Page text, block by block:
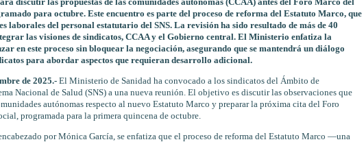
discutir las propuestas de las comunidades autónomas (CCAA) antes del Foro Marco del
para octubre. Este encuentro es parte del proceso de reforma del Estatuto Marco, que
laborales del personal estatutario del SNS. La revisión ha sido resultado de más de 40
las visiones de sindicatos, CCAA y el Gobierno central. El Ministerio enfatiza la
en este proceso sin bloquear la negociación, asegurando que se mantendrá un diálogo
para abordar aspectos que requieran desarrollo adicional.
de 2025.- El Ministerio de Sanidad ha convocado a los sindicatos del Ámbito de
Nacional de Salud (SNS) a una nueva reunión. El objetivo es discutir las observaciones que
autónomas respecto al nuevo Estatuto Marco y preparar la próxima cita del Foro
programada para la primera quincena de octubre.
por Mónica García, se enfatiza que el proceso de reforma del Estatuto Marco —una